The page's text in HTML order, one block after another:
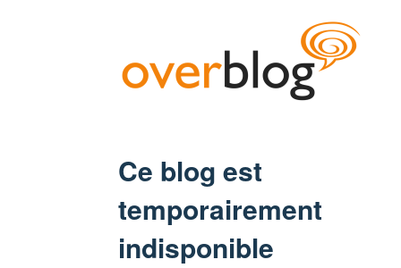
Ce blog est
temporairement
indisponible